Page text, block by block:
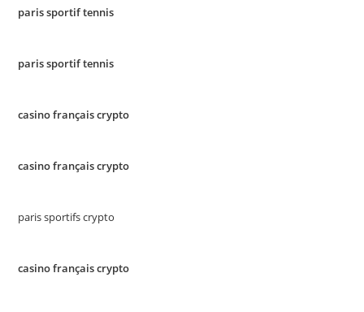
paris sportif tennis
paris sportif tennis
casino français crypto
casino français crypto
paris sportifs crypto
casino français crypto